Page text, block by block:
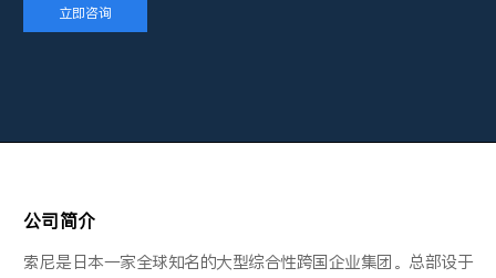
立即咨询
公司简介
索尼是日本一家全球知名的大型综合性跨国企业集团。总部设于